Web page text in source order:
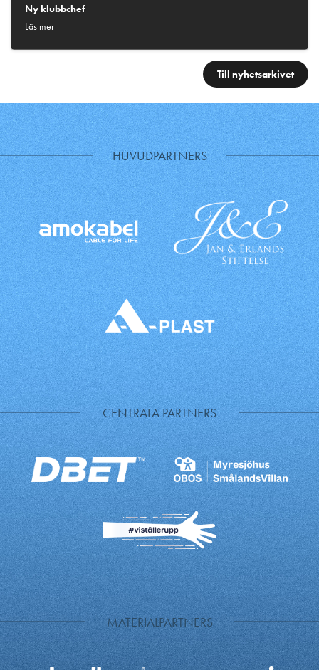
Ny klubbchef
Läs mer
Till nyhetsarkivet
HUVUDPARTNERS
CENTRALA PARTNERS
MATERIALPARTNERS